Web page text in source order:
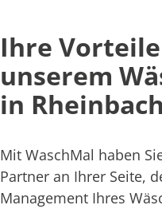
Ihre
unserem
in Rheinbach
Mit WaschMal haben
Partner an Ihrer Seite,
Management Ihres